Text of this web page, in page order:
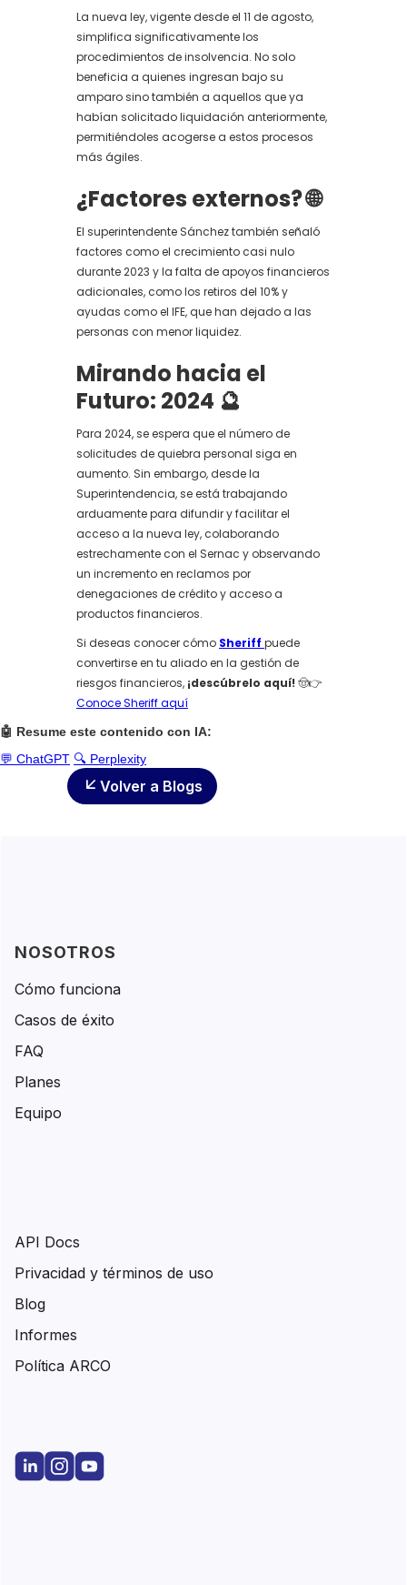
La nueva ley, vigente desde el 11 de agosto,
simplifica significativamente los
procedimientos de insolvencia. No solo
beneficia a quienes ingresan bajo su
amparo sino también a aquellos que ya
habían solicitado liquidación anteriormente,
permitiéndoles acogerse a estos procesos
más ágiles.
¿Factores externos?🌐
El superintendente Sánchez también señaló
factores como el crecimiento casi nulo
durante 2023 y la falta de apoyos financieros
adicionales, como los retiros del 10% y
ayudas como el IFE, que han dejado a las
personas con menor liquidez.
Mirando hacia el
Futuro: 2024 🔮
Para 2024, se espera que el número de
solicitudes de quiebra personal siga en
aumento. Sin embargo, desde la
Superintendencia, se está trabajando
arduamente para difundir y facilitar el
acceso a la nueva ley, colaborando
estrechamente con el Sernac y observando
un incremento en reclamos por
denegaciones de crédito y acceso a
productos financieros.
Si deseas conocer cómo Sheriff puede
convertirse en tu aliado en la gestión de
riesgos financieros, ¡descúbrelo aquí! 🤠👉
Conoce Sheriff aquí
🤖 Resume este contenido con IA:
💬 ChatGPT 🔍 Perplexity
Volver a Blogs
NOSOTROS
Cómo funciona
Casos de éxito
FAQ
Planes
Equipo
API Docs
Privacidad y términos de uso
Blog
Informes
Política ARCO